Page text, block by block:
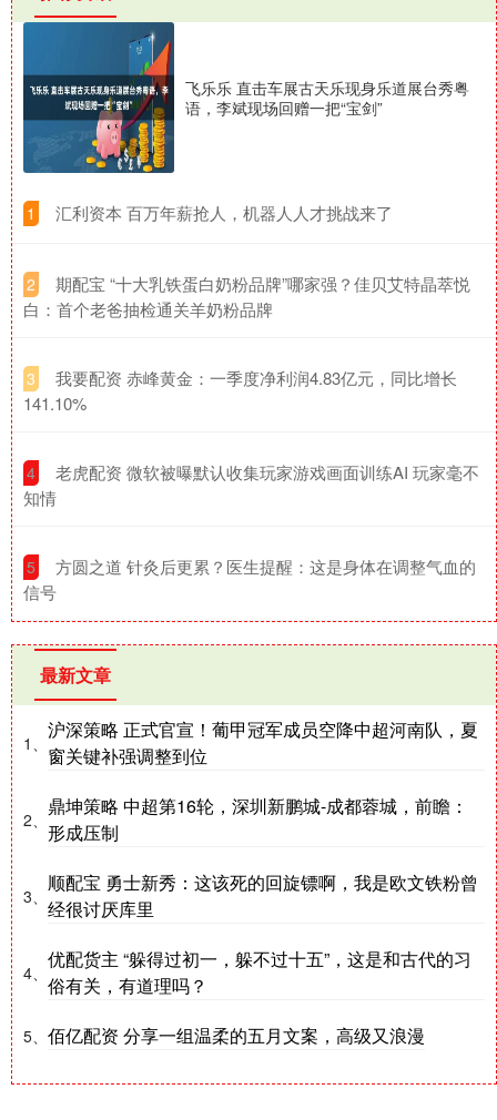
飞乐乐 直击车展古天乐现身乐道展台秀粤
语，李斌现场回赠一把“宝剑”
1 ​汇利资本 百万年薪抢人，机器人人才挑战来了
2
​期配宝 “十大乳铁蛋白奶粉品牌”哪家强？佳贝艾特晶萃悦
白：首个老爸抽检通关羊奶粉品牌
3
​我要配资 赤峰黄金：一季度净利润4.83亿元，同比增长
141.10%
4
​老虎配资 微软被曝默认收集玩家游戏画面训练AI 玩家毫不
知情
5
​方圆之道 针灸后更累？医生提醒：这是身体在调整气血的
信号
最新文章
1、
沪深策略 正式官宣！葡甲冠军成员空降中超河南队，夏
窗关键补强调整到位
2、
鼎坤策略 中超第16轮，深圳新鹏城-成都蓉城，前瞻：
形成压制
3、
顺配宝 勇士新秀：这该死的回旋镖啊，我是欧文铁粉曾
经很讨厌库里
4、
优配货主 “躲得过初一，躲不过十五”，这是和古代的习
俗有关，有道理吗？
5、 佰亿配资 分享一组温柔的五月文案，高级又浪漫